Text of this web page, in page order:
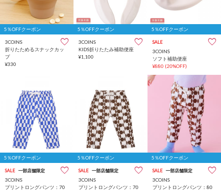
5％OFFクーポン
3COINS
折りたためるスナックカッ
プ
¥330
5％OFFクーポン
3COINS
KIDS折りたたみ補助便座
¥1,100
5％OFFクーポン
SALE
3COINS
ソフト補助便座
¥880 (20%OFF)
5％OFFクーポン
SALE 一部店舗限定
3COINS
プリントロングパンツ：70
5％OFFクーポン
SALE 一部店舗限定
3COINS
プリントロングパンツ：70
5％OFFクーポン
SALE 一部店舗限定
3COINS
プリントロングパンツ：80